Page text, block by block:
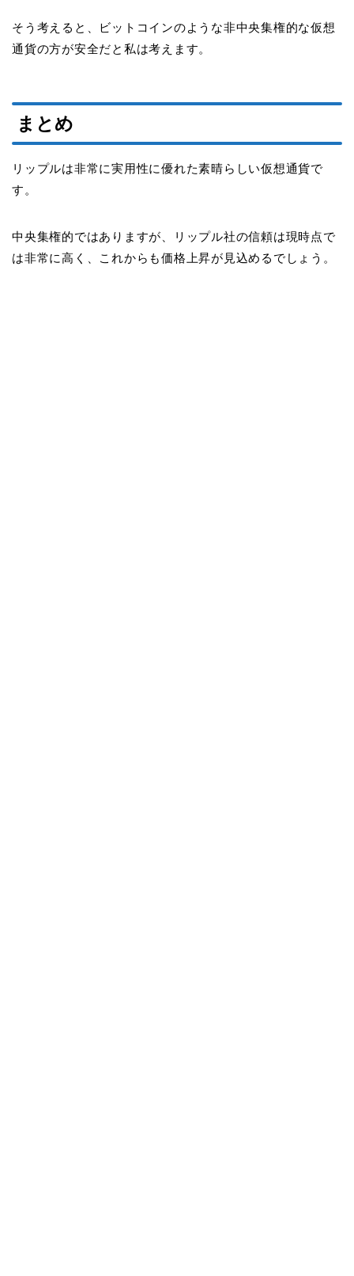
そう考えると、ビットコインのような非中央集権的な仮想
通貨の方が安全だと私は考えます。
まとめ
リップルは非常に実用性に優れた素晴らしい仮想通貨で
す。
中央集権的ではありますが、リップル社の信頼は現時点で
は非常に高く、これからも価格上昇が見込めるでしょう。